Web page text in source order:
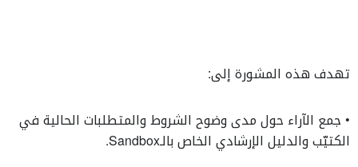
تهدف هذه المشورة إلى:
• جمع الآراء حول مدى وضوح الشروط والمتطلبات الحالية في
الكتيّب والدليل الإرشادي الخاص بالـSandbox.